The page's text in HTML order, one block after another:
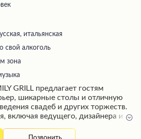
итальянская
свой алкоголь
зона
GRILL предлагает гостям
шикарные столы и отличную
свадеб и других торжеств.
включая ведущего, дизайнера и
впечатления для